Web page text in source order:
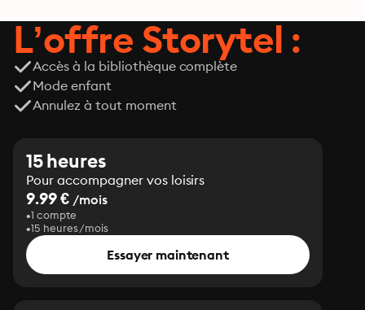
L’offre Storytel :
Accès à la bibliothèque complète
Mode enfant
Annulez à tout moment
15 heures
Pour accompagner vos loisirs
9.99 € /mois
1 compte
15 heures/mois
Essayer maintenant